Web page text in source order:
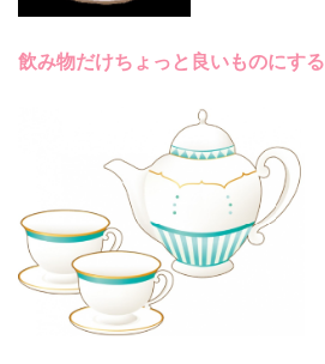
飲み物だけちょっと良いものにする